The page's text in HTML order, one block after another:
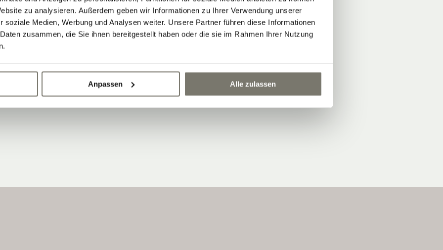
zu analysieren. Außerdem geben wir Informationen zu Ihrer Verwendung unserer
soziale Medien, Werbung und Analysen weiter. Unsere Partner führen diese Informationen
zusammen, die Sie ihnen bereitgestellt haben oder die sie im Rahmen Ihrer Nutzung
Anpassen Alle zulassen
die Neuigkeiten vom Stroblhof
aus unserem Weinhotel in
abonnieren: